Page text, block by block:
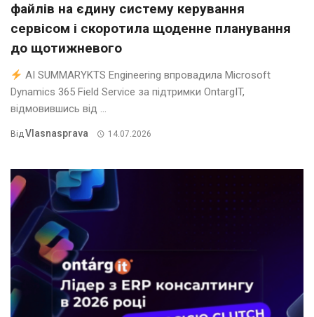
файлів на єдину систему керування
сервісом і скоротила щоденне планування
до щотижневого
AI SUMMARYKTS Engineering впровадила Microsoft
Dynamics 365 Field Service за підтримки OntargIT,
відмовившись від ...
ВідVlasnasprava 14.07.2026